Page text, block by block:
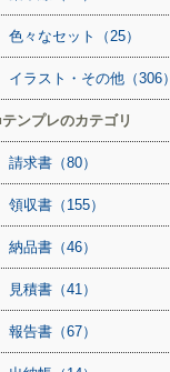
色々なセット（25）
イラスト・その他（306）
テンプレのカテゴリ
請求書（80）
領収書（155）
納品書（46）
見積書（41）
報告書（67）